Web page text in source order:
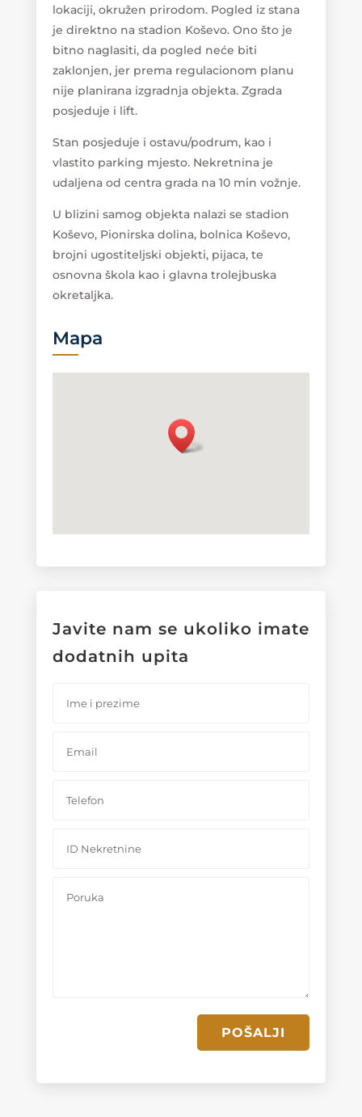
lokaciji, okružen prirodom. Pogled iz stana
je direktno na stadion Koševo. Ono što je
bitno naglasiti, da pogled neće biti
zaklonjen, jer prema regulacionom planu
nije planirana izgradnja objekta. Zgrada
posjeduje i lift.
Stan posjeduje i ostavu/podrum, kao i
vlastito parking mjesto. Nekretnina je
udaljena od centra grada na 10 min vožnje.
U blizini samog objekta nalazi se stadion
Koševo, Pionirska dolina, bolnica Koševo,
brojni ugostiteljski objekti, pijaca, te
osnovna škola kao i glavna trolejbuska
okretaljka.
Mapa
Javite nam se ukoliko imate
dodatnih upita
POŠALJI